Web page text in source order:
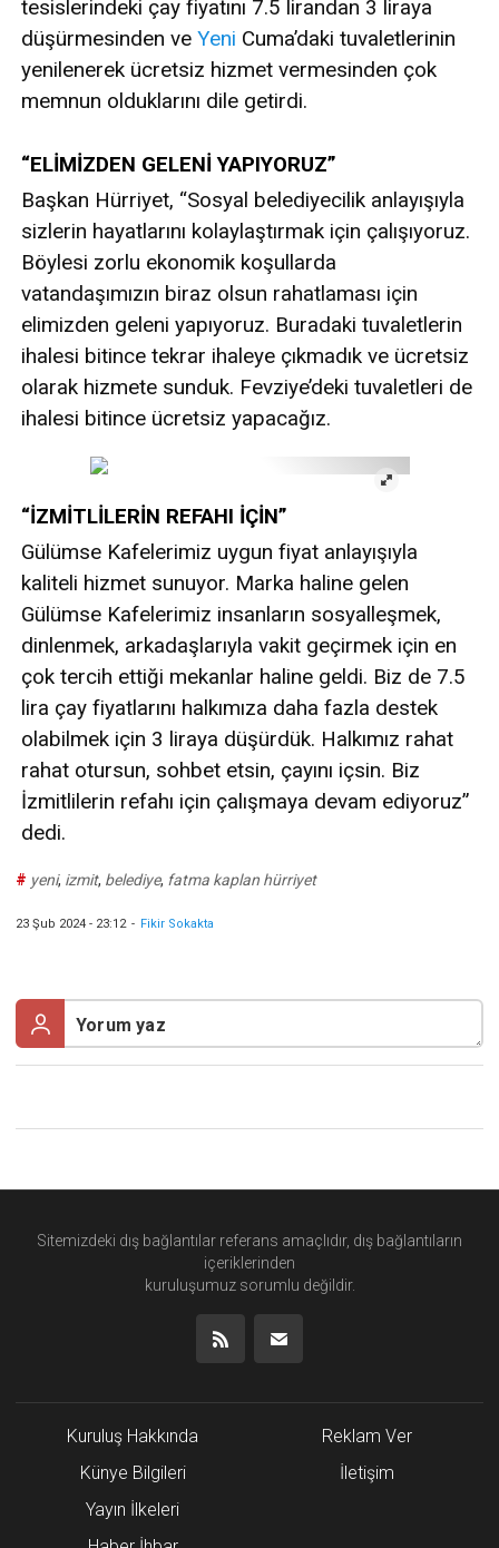
tesislerindeki çay fiyatını 7.5 lirandan 3 liraya
düşürmesinden ve Yeni Cuma’daki tuvaletlerinin
yenilenerek ücretsiz hizmet vermesinden çok
memnun olduklarını dile getirdi.
“ELİMİZDEN GELENİ YAPIYORUZ”
Başkan Hürriyet, “Sosyal belediyecilik anlayışıyla
sizlerin hayatlarını kolaylaştırmak için çalışıyoruz.
Böylesi zorlu ekonomik koşullarda
vatandaşımızın biraz olsun rahatlaması için
elimizden geleni yapıyoruz. Buradaki tuvaletlerin
ihalesi bitince tekrar ihaleye çıkmadık ve ücretsiz
olarak hizmete sunduk. Fevziye’deki tuvaletleri de
ihalesi bitince ücretsiz yapacağız.
“İZMİTLİLERİN REFAHI İÇİN”
Gülümse Kafelerimiz uygun fiyat anlayışıyla
kaliteli hizmet sunuyor. Marka haline gelen
Gülümse Kafelerimiz insanların sosyalleşmek,
dinlenmek, arkadaşlarıyla vakit geçirmek için en
çok tercih ettiği mekanlar haline geldi. Biz de 7.5
lira çay fiyatlarını halkımıza daha fazla destek
olabilmek için 3 liraya düşürdük. Halkımız rahat
rahat otursun, sohbet etsin, çayını içsin. Biz
İzmitlilerin refahı için çalışmaya devam ediyoruz”
dedi.
# yeni, izmit, belediye, fatma kaplan hürriyet
23 Şub 2024 - 23:12 - Fikir Sokakta
Sitemizdeki dış bağlantılar referans amaçlıdır, dış bağlantıların
içeriklerinden
kuruluşumuz sorumlu değildir.
Kuruluş Hakkında
Künye Bilgileri
Yayın İlkeleri
Reklam Ver
İletişim